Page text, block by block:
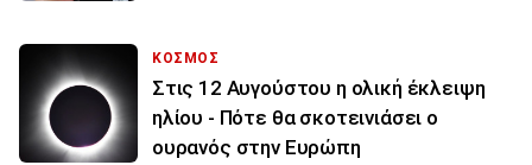
ΚΟΣΜΟΣ
Στις 12 Αυγούστου η ολική έκλειψη
ηλίου - Πότε θα σκοτεινιάσει ο
ουρανός στην Ευρώπη